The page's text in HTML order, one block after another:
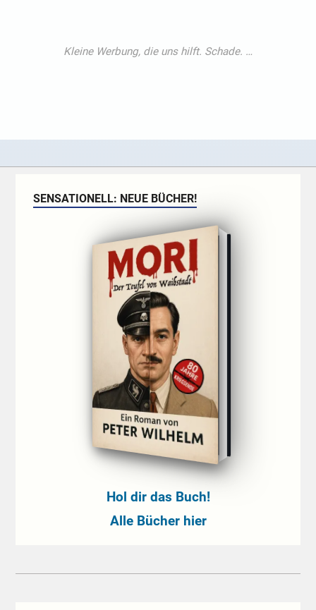
SENSATIONELL: NEUE BÜCHER!
Hol dir das Buch!
Alle Bücher hier